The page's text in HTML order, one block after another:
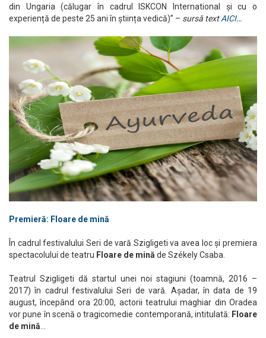
din Ungaria (călugar în cadrul ISKCON International și cu o
experiență de peste 25 ani în știința vedică)” – sursă textAICI…
Premieră: Floare de mină
În cadrul festivalului Seri de vară Szigligeti va avea loc și premiera
spectacolului de teatru Floare de mină de Székely Csaba.
Teatrul Szigligeti dă startul unei noi stagiuni (toamnă, 2016 –
2017) în cadrul festivalului Seri de vară. Așadar, în data de 19
august, începând ora 20:00, actorii teatrului maghiar din Oradea
vor pune în scenă o tragicomedie contemporană, intitulată: Floare
de mină